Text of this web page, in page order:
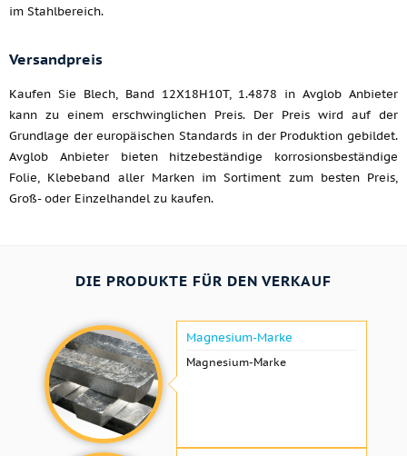
im Stahlbereich.
Versandpreis
Kaufen Sie Blech, Band 12X18H10T, 1.4878 in Avglob Anbieter
kann zu einem erschwinglichen Preis. Der Preis wird auf der
Grundlage der europäischen Standards in der Produktion gebildet.
Avglob Anbieter bieten hitzebeständige korrosionsbeständige
Folie, Klebeband aller Marken im Sortiment zum besten Preis,
Groß- oder Einzelhandel zu kaufen.
DIE PRODUKTE FÜR DEN VERKAUF
Magnesium-Marke
Magnesium-Marke